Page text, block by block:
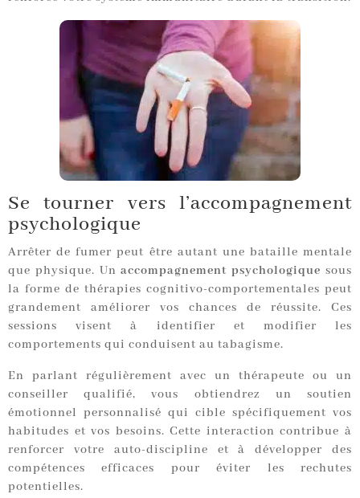
Se tourner vers l’accompagnement
psychologique
Arrêter de fumer peut être autant une bataille mentale
que physique. Unaccompagnement psychologique sous
la forme de thérapies cognitivo-comportementales peut
grandement améliorer vos chances de réussite. Ces
sessions visent à identifier et modifier les
comportements qui conduisent au tabagisme.
En parlant régulièrement avec un thérapeute ou un
conseiller qualifié, vous obtiendrez un soutien
émotionnel personnalisé qui cible spécifiquement vos
habitudes et vos besoins. Cette interaction contribue à
renforcer votre auto-discipline et à développer des
compétences efficaces pour éviter les rechutes
potentielles.